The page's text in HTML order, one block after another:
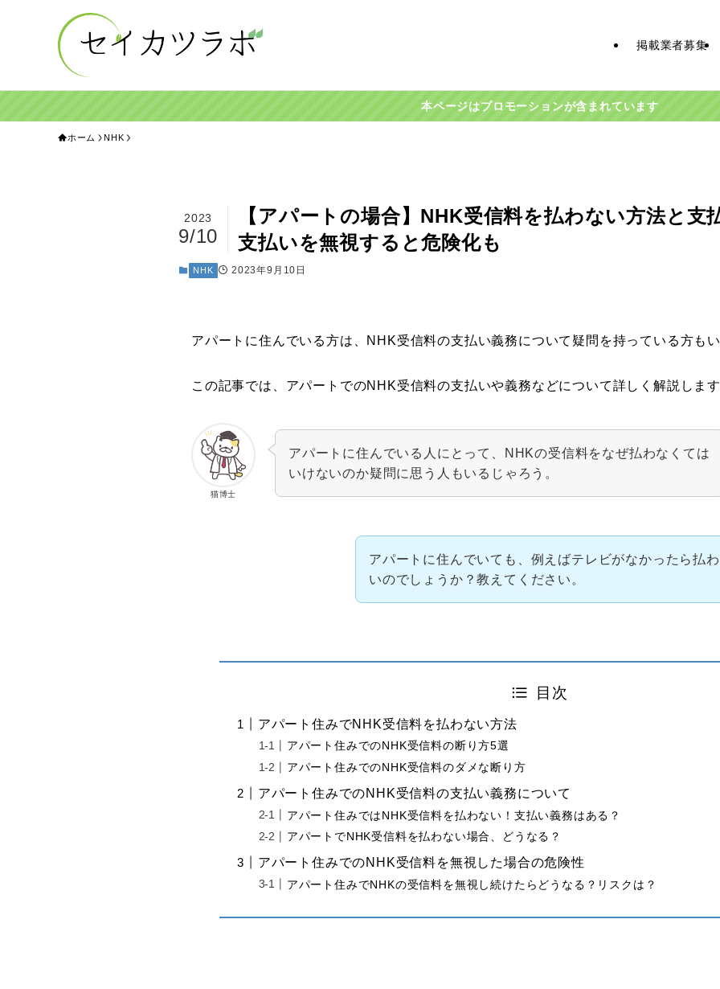
掲載業者募集
本ページはプロモーションが含まれています
ホーム NHK
【アパートの場合】NHK受信料を払わない方法と支
支払いを無視すると危険化も
2023
9/10
NHK 2023年9月10日
アパートに住んでいる方は、NHK受信料の支払い義務について疑問を持っている方も
この記事では、アパートでのNHK受信料の支払いや義務などについて詳しく解説します
猫博士
アパートに住んでいる人にとって、NHKの受信料をなぜ払わなくては
いけないのか疑問に思う人もいるじゃろう。
アパートに住んでいても、例えばテレビがなかったら払
いのでしょうか？教えてください。
目次
アパート住みでNHK受信料を払わない方法
アパート住みでのNHK受信料の断り方5選
アパート住みでのNHK受信料のダメな断り方
アパート住みでのNHK受信料の支払い義務について
アパート住みではNHK受信料を払わない！支払い義務はある？
アパートでNHK受信料を払わない場合、どうなる？
アパート住みでのNHK受信料を無視した場合の危険性
アパート住みでNHKの受信料を無視し続けたらどうなる？リスクは？